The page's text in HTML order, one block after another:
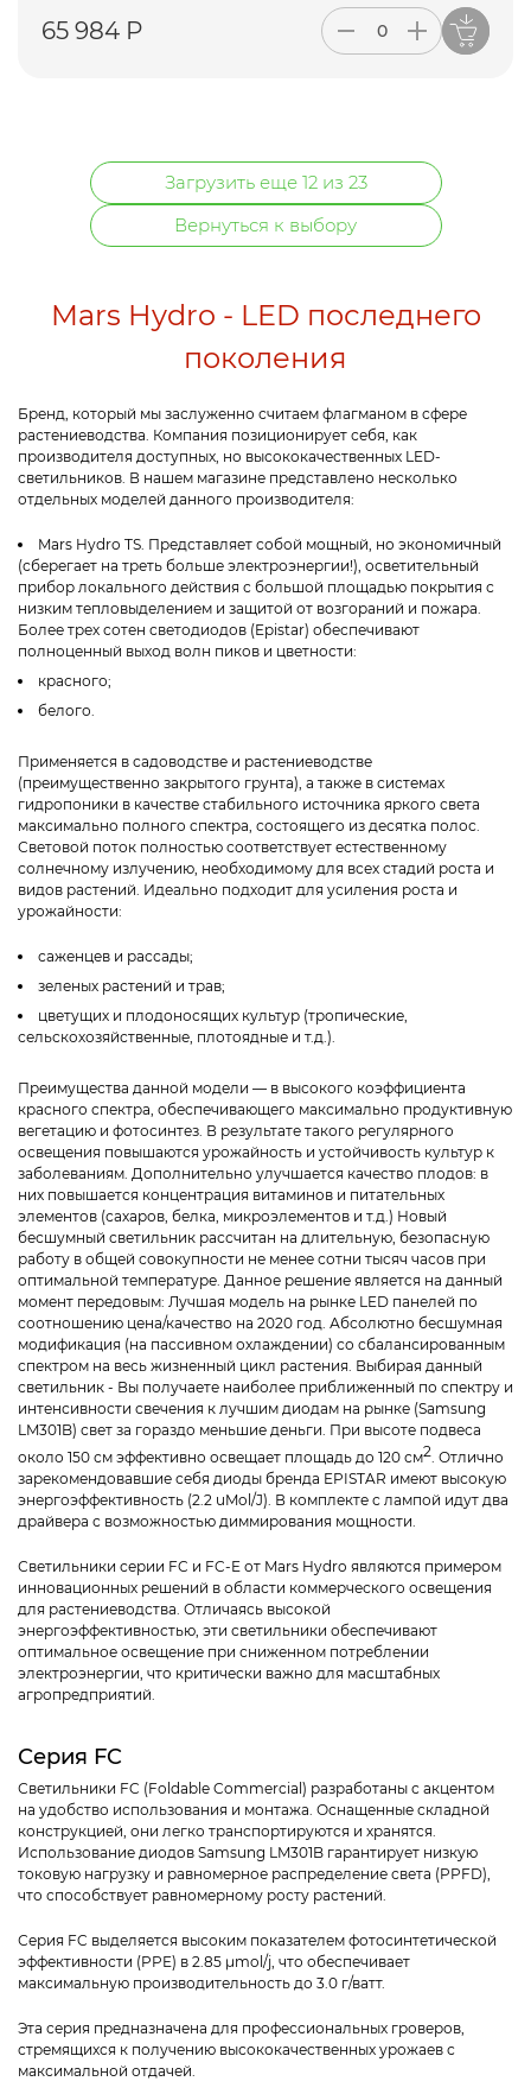
65 984 Р
Загрузить еще 12 из 23
Вернуться к выбору
Mars Hydro - LED последнего
поколения
Бренд, который мы заслуженно считаем флагманом в сфере
растениеводства. Компания позиционирует себя, как
производителя доступных, но высококачественных LED-
светильников. В нашем магазине представлено несколько
отдельных моделей данного производителя:
Mars Hydro TS. Представляет собой мощный, но экономичный
(сберегает на треть больше электроэнергии!), осветительный
прибор локального действия с большой площадью покрытия с
низким тепловыделением и защитой от возгораний и пожара.
Более трех сотен светодиодов (Epistar) обеспечивают
полноценный выход волн пиков и цветности:
красного;
белого.
Применяется в садоводстве и растениеводстве
(преимущественно закрытого грунта), а также в системах
гидропоники в качестве стабильного источника яркого света
максимально полного спектра, состоящего из десятка полос.
Световой поток полностью соответствует естественному
солнечному излучению, необходимому для всех стадий роста и
видов растений. Идеально подходит для усиления роста и
урожайности:
саженцев и рассады;
зеленых растений и трав;
цветущих и плодоносящих культур (тропические,
сельскохозяйственные, плотоядные и т.д.).
Преимущества данной модели — в высокого коэффициента
красного спектра, обеспечивающего максимально продуктивную
вегетацию и фотосинтез. В результате такого регулярного
освещения повышаются урожайность и устойчивость культур к
заболеваниям. Дополнительно улучшается качество плодов: в
них повышается концентрация витаминов и питательных
элементов (сахаров, белка, микроэлементов и т.д.) Новый
бесшумный светильник рассчитан на длительную, безопасную
работу в общей совокупности не менее сотни тысяч часов при
оптимальной температуре. Данное решение является на данный
момент передовым: Лучшая модель на рынке LED панелей по
соотношению цена/качество на 2020 год. Абсолютно бесшумная
модификация (на пассивном охлаждении) со сбалансированным
спектром на весь жизненный цикл растения. Выбирая данный
светильник - Вы получаете наиболее приближенный по спектру и
интенсивности свечения к лучшим диодам на рынке (Samsung
LM301B) свет за гораздо меньшие деньги. При высоте подвеса
около 150 см эффективно освещает площадь до 120 см2. Отлично
зарекомендовавшие себя диоды бренда EPISTAR имеют высокую
энергоэффективность (2.2 uMol/J). В комплекте с лампой идут два
драйвера с возможностью диммирования мощности.
Светильники серии FC и FC-E от Mars Hydro являются примером
инновационных решений в области коммерческого освещения
для растениеводства. Отличаясь высокой
энергоэффективностью, эти светильники обеспечивают
оптимальное освещение при сниженном потреблении
электроэнергии, что критически важно для масштабных
агропредприятий.
Серия FC
Светильники FC (Foldable Commercial) разработаны с акцентом
на удобство использования и монтажа. Оснащенные складной
конструкцией, они легко транспортируются и хранятся.
Использование диодов Samsung LM301B гарантирует низкую
токовую нагрузку и равномерное распределение света (PPFD),
что способствует равномерному росту растений.
Серия FC выделяется высоким показателем фотосинтетической
эффективности (PPE) в 2.85 µmol/j, что обеспечивает
максимальную производительность до 3.0 г/ватт.
Эта серия предназначена для профессиональных гроверов,
стремящихся к получению высококачественных урожаев с
максимальной отдачей.